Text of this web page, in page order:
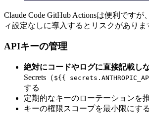
Claude Code GitHub Actionsは便利です
ィ設定なしに導入するとリスクがありま
APIキーの管理
絶対にコードやログに直接記載しな
Secrets（ ${{
する
定期的なキーのローテーションを
キーの権限スコープを最小限にする